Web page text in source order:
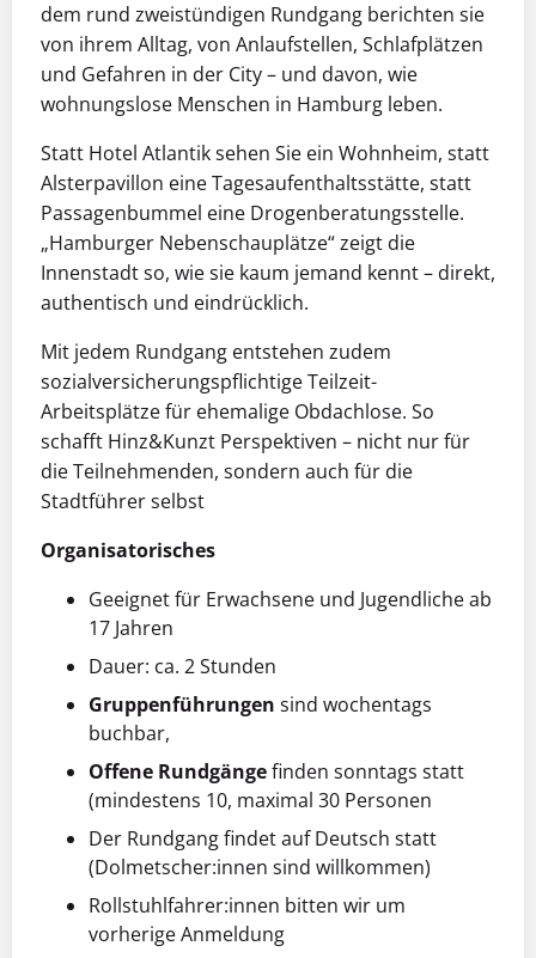
dem rund zweistündigen Rundgang berichten sie
von ihrem Alltag, von Anlaufstellen, Schlafplätzen
und Gefahren in der City – und davon, wie
wohnungslose Menschen in Hamburg leben.
Statt Hotel Atlantik sehen Sie ein Wohnheim, statt
Alsterpavillon eine Tagesaufenthaltsstätte, statt
Passagenbummel eine Drogenberatungsstelle.
„Hamburger Nebenschauplätze“ zeigt die
Innenstadt so, wie sie kaum jemand kennt – direkt,
authentisch und eindrücklich.
Mit jedem Rundgang entstehen zudem
sozialversicherungspflichtige Teilzeit-
Arbeitsplätze für ehemalige Obdachlose. So
schafft Hinz&Kunzt Perspektiven – nicht nur für
die Teilnehmenden, sondern auch für die
Stadtführer selbst
Organisatorisches
Geeignet für Erwachsene und Jugendliche ab
17 Jahren
Dauer: ca. 2 Stunden
Gruppenführungen sind wochentags
buchbar,
Offene Rundgängefinden sonntags statt
(mindestens 10, maximal 30 Personen
Der Rundgang findet auf Deutsch statt
(Dolmetscher:innen sind willkommen)
Rollstuhlfahrer:innen bitten wir um
vorherige Anmeldung